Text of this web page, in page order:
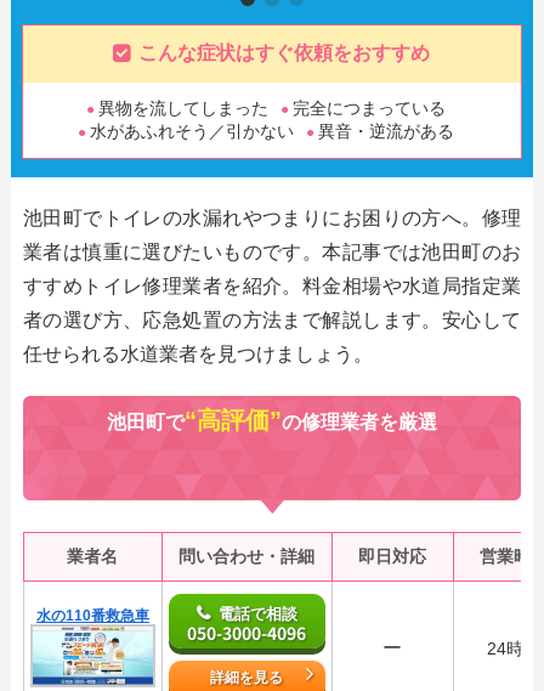
こんな症状はすぐ依頼をおすすめ
異物を流してしまった
完全につまっている
水があふれそう／引かない
異音・逆流がある
池田町でトイレの水漏れやつまりにお困りの方へ。修理
業者は慎重に選びたいものです。本記事では池田町のお
すすめトイレ修理業者を紹介。料金相場や水道局指定業
者の選び方、応急処置の方法まで解説します。安心して
任せられる水道業者を見つけましょう。
池田町で“高評価”の修理業者を厳選
業者名 問い合わせ・詳細 即日対応 営業時
水の110番救急車 電話で相談
050-3000-4096
詳細を見る
ー 24時間